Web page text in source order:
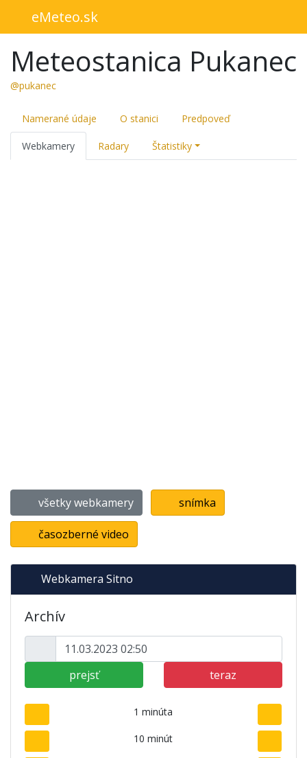
eMeteo.sk
Meteostanica Pukanec
@pukanec
Namerané údaje O stanici Predpoveď
Webkamery Radary Štatistiky
všetky webkamery snímka
časozberné video
Webkamera Sitno
Archív
prejsť teraz
1 minúta
10 minút